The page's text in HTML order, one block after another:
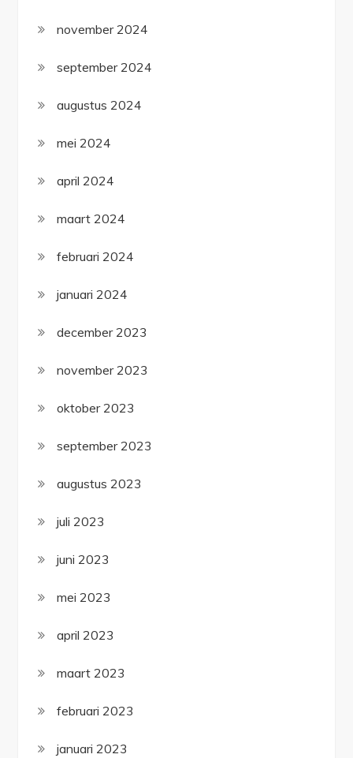
november 2024
september 2024
augustus 2024
mei 2024
april 2024
maart 2024
februari 2024
januari 2024
december 2023
november 2023
oktober 2023
september 2023
augustus 2023
juli 2023
juni 2023
mei 2023
april 2023
maart 2023
februari 2023
januari 2023